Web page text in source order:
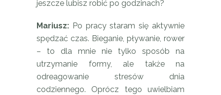
jeszcze lubisz robić po godzinach?
Mariusz: Po pracy staram się aktywnie
spędzać czas. Bieganie, pływanie, rower
– to dla mnie nie tylko sposób na
utrzymanie formy, ale także na
odreagowanie stresów dnia
codziennego. Oprócz tego uwielbiam